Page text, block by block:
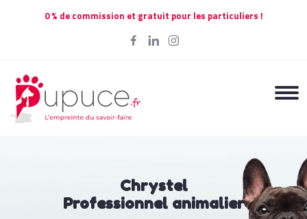
0 % de commission et gratuit pour les particuliers !
Chrystel
Professionnel animalier